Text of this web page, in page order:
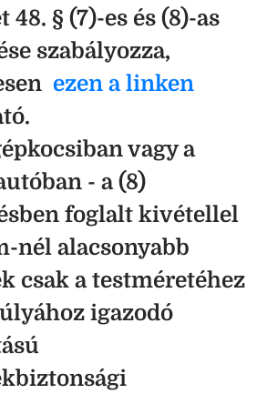
48. § (7)-es és (8)-as
szabályozza,
ezen a linken
vagy a
- a (8)
foglalt kivétellel
nél alacsonyabb
csak a testméretéhez
igazodó